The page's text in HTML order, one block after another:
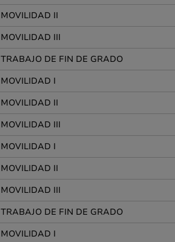
MOVILIDAD II
MOVILIDAD III
TRABAJO DE FIN DE GRADO
MOVILIDAD I
MOVILIDAD II
MOVILIDAD III
MOVILIDAD I
MOVILIDAD II
MOVILIDAD III
TRABAJO DE FIN DE GRADO
MOVILIDAD I